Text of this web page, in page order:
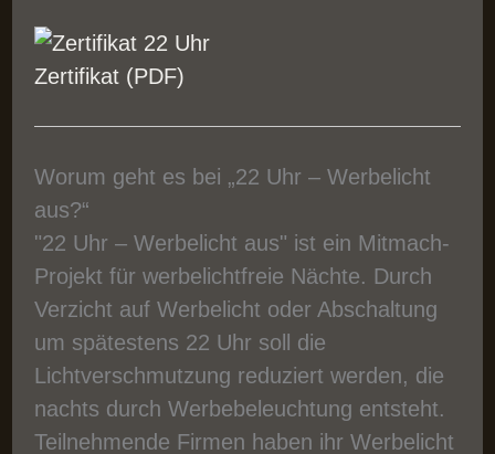
Zertifikat (PDF)
Worum geht es bei „22 Uhr – Werbelicht
aus?“
"22 Uhr – Werbelicht aus" ist ein Mitmach-
Projekt für werbelichtfreie Nächte. Durch
Verzicht auf Werbelicht oder Abschaltung
um spätestens 22 Uhr soll die
Lichtverschmutzung reduziert werden, die
nachts durch Werbebeleuchtung entsteht.
Teilnehmende Firmen haben ihr Werbelicht